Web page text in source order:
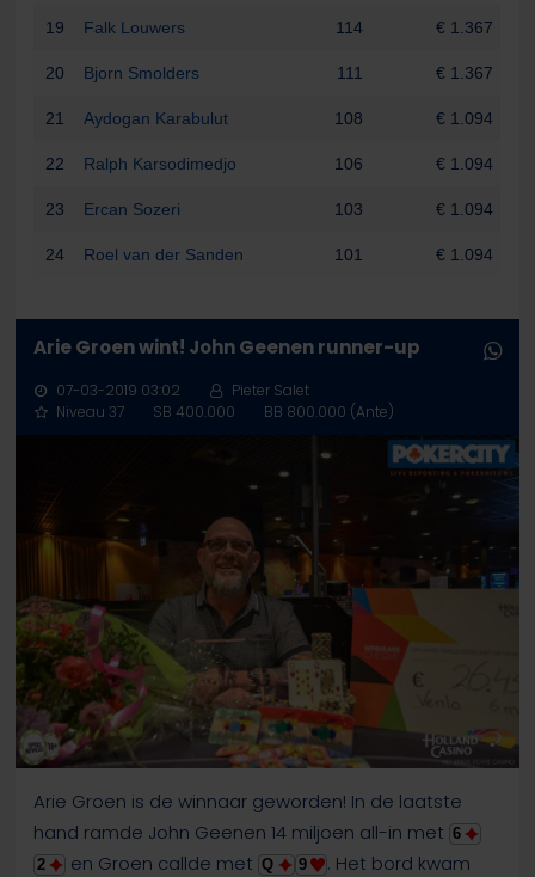
19 Falk Louwers 114 € 1.367
20 Bjorn Smolders 111 € 1.367
21 Aydogan Karabulut 108 € 1.094
22 Ralph Karsodimedjo 106 € 1.094
23 Ercan Sozeri 103 € 1.094
24 Roel van der Sanden 101 € 1.094
Arie Groen wint! John Geenen runner-up
07-03-2019 03:02
Pieter Salet
Niveau 37
SB 400.000 BB 800.000 (Ante)
Arie Groen is de winnaar geworden! In de laatste
hand ramde John Geenen 14 miljoen all-in met 6
2
en Groen callde met Q 9 . Het bord kwam